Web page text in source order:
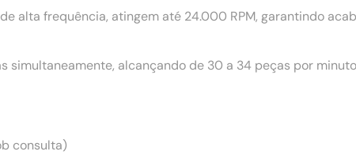
alta frequência, atingem até 24.000 RPM, garantindo
simultaneamente, alcançando de 30 a 34 peças por
consulta)